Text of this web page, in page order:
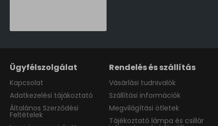
Ügyfélszolgálat
Kapcsolat
Adatkezelési tájákoztató
Általános Szerződési
Feltételek
Rendelés és szállítás
Vásárlási tudnivalók
Szállítási információk
Megvilágítási ötletek
Tájékoztató lámpa és csillár